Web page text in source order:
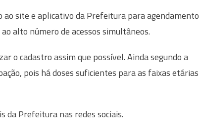
site e aplicativo da Prefeitura para agendamento
alto número de acessos simultâneos.
o cadastro assim que possível. Ainda segundo a
pois há doses suficientes para as faixas etárias
da Prefeitura nas redes sociais.